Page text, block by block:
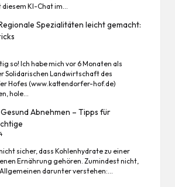
diesem KI-Chat im…
Spezialitäten leicht gemacht:
so! Ich habe mich vor 6 Monaten als
Solidarischen Landwirtschaft des
Hofes (www.kattendorfer-hof.de)
hole…
Gesund Abnehmen – Tipps für
sicher, dass Kohlenhydrate zu einer
Ernährung gehören. Zumindest nicht,
darunter verstehen:…